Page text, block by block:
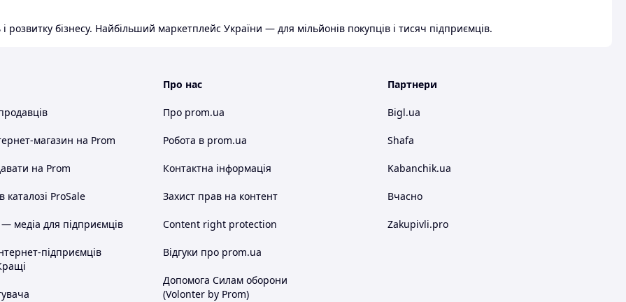
бізнесу. Найбільший маркетплейс України — для мільйонів покупців і тисяч підприємців.
магазин на Prom
на Prom
каталозі ProSale
медіа для підприємців
підприємців
Про нас
Про prom.ua
Робота в prom.ua
Контактна інформація
Захист прав на контент
Content right protection
Відгуки про prom.ua
Допомога Силам оборони
(Volonter by Prom)
Партнери
Bigl.ua
Shafa
Kabanchik.ua
Вчасно
Zakupivli.pro